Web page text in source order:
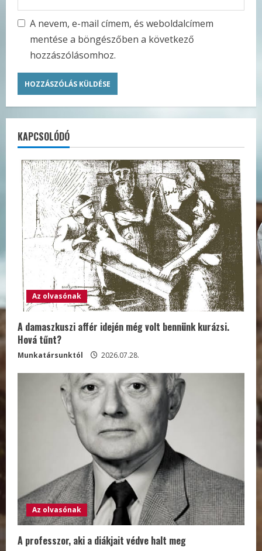
A nevem, e-mail címem, és weboldalcímem
mentése a böngészőben a következő
hozzászólásomhoz.
KAPCSOLÓDÓ
Az olvasónak
A damaszkuszi affér idején még volt bennünk kurázsi.
Hová tűnt?
Munkatársunktól 2026.07.28.
Az olvasónak
A professzor, aki a diákjait védve halt meg